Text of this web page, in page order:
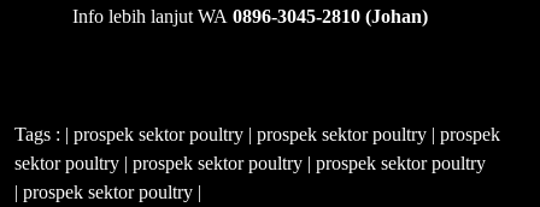
Info lebih lanjut WA 0896-3045-2810 (Johan)
Tags : | prospek sektor poultry | prospek sektor poultry | prospek
sektor poultry | prospek sektor poultry | prospek sektor poultry
| prospek sektor poultry |